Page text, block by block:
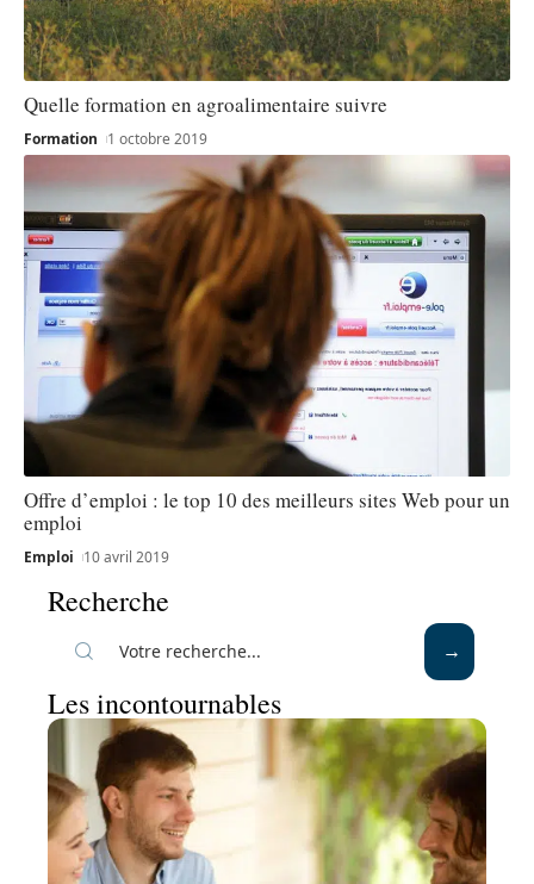
Quelle formation en agroalimentaire suivre
Formation 1 octobre 2019
Offre d’emploi : le top 10 des meilleurs sites Web pour un
emploi
Emploi 10 avril 2019
Recherche
Les incontournables